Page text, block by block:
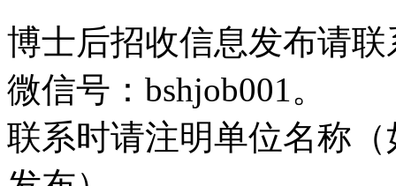
博士后招收信息发布请联
微信号：bshjob001。
联系时请注明单位名称